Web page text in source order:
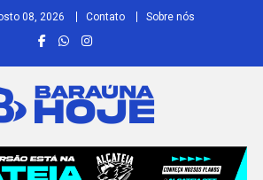
08, 2026 Contato Sobre nós